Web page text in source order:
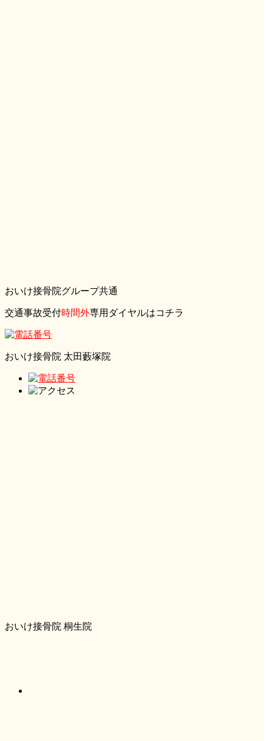
おいけ接骨院グループ共通
交通事故受付時間外専用ダイヤルはコチラ
おいけ接骨院 太田藪塚院
おいけ接骨院 桐生院